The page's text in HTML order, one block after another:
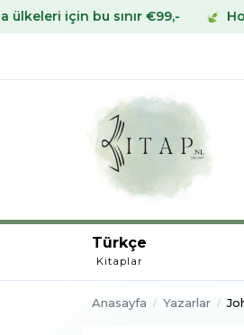
€99,- Hollanda’nın ilk
Türkçe
Kitaplar
Anasayfa Yazarlar